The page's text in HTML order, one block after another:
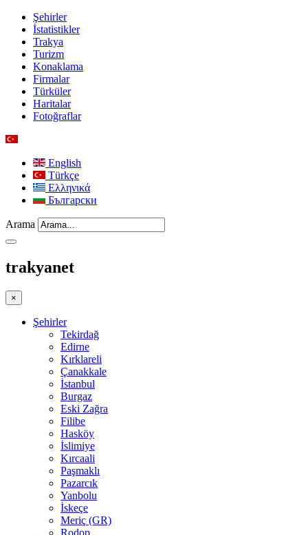
Şehirler
İstatistikler
Trakya
Turizm
Konaklama
Firmalar
Türküler
Haritalar
Fotoğraflar
English
Türkçe
Ελληνικά
Български
Arama
trakyanet
×
Şehirler
Tekirdağ
Edirne
Kırklareli
Çanakkale
İstanbul
Burgaz
Eski Zağra
Filibe
Hasköy
İslimiye
Kırcaali
Paşmaklı
Pazarcık
Yanbolu
İskeçe
Meriç (GR)
Rodop